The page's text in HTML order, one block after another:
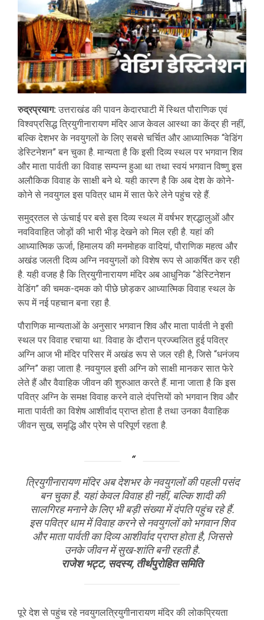
रुद्रप्रयाग: उत्तराखंड की पावन केदारघाटी में स्थित पौराणिक एवं
विश्वप्रसिद्ध त्रियुगीनारायण मंदिर आज केवल आस्था का केंद्र ही नहीं,
बल्कि देशभर के नवयुगलों के लिए सबसे चर्चित और आध्यात्मिक “वेडिंग
डेस्टिनेशन” बन चुका है. मान्यता है कि इसी दिव्य स्थल पर भगवान शिव
और माता पार्वती का विवाह सम्पन्न हुआ था तथा स्वयं भगवान विष्णु इस
अलौकिक विवाह के साक्षी बने थे. यही कारण है कि अब देश के कोने-
कोने से नवयुगल इस पवित्र धाम में सात फेरे लेने पहुंच रहे हैं.
समुद्रतल से ऊंचाई पर बसे इस दिव्य स्थल में वर्षभर श्रद्धालुओं और
नवविवाहित जोड़ों की भारी भीड़ देखने को मिल रही है. यहां की
आध्यात्मिक ऊर्जा, हिमालय की मनमोहक वादियां, पौराणिक महत्व और
अखंड जलती दिव्य अग्नि नवयुगलों को विशेष रूप से आकर्षित कर रही
है. यही वजह है कि त्रियुगीनारायण मंदिर अब आधुनिक “डेस्टिनेशन
वेडिंग” की चमक-दमक को पीछे छोड़कर आध्यात्मिक विवाह स्थल के
रूप में नई पहचान बना रहा है.
पौराणिक मान्यताओं के अनुसार भगवान शिव और माता पार्वती ने इसी
स्थल पर विवाह रचाया था. विवाह के दौरान प्रज्ज्वलित हुई पवित्र
अग्नि आज भी मंदिर परिसर में अखंड रूप से जल रही है, जिसे “धनंजय
अग्नि” कहा जाता है. नवयुगल इसी अग्नि को साक्षी मानकर सात फेरे
लेते हैं और वैवाहिक जीवन की शुरुआत करते हैं. माना जाता है कि इस
पवित्र अग्नि के समक्ष विवाह करने वाले दंपत्तियों को भगवान शिव और
माता पार्वती का विशेष आशीर्वाद प्राप्त होता है तथा उनका वैवाहिक
जीवन सुख, समृद्धि और प्रेम से परिपूर्ण रहता है.
त्रियुगीनारायण मंदिर अब देशभर के नवयुगलों की पहली पसंद
बन चुका है. यहां केवल विवाह ही नहीं, बल्कि शादी की
सालगिरह मनाने के लिए भी बड़ी संख्या में दंपति पहुंच रहे हैं.
इस पवित्र धाम में विवाह करने से नवयुगलों को भगवान शिव
और माता पार्वती का दिव्य आशीर्वाद प्राप्त होता है, जिससे
उनके जीवन में सुख-शांति बनी रहती है.
राजेश भट्ट, सदस्य, तीर्थपुरोहित समिति
पूरे देश से पहुंच रहे नवयुगलत्रियुगीनारायण मंदिर की लोकप्रियता